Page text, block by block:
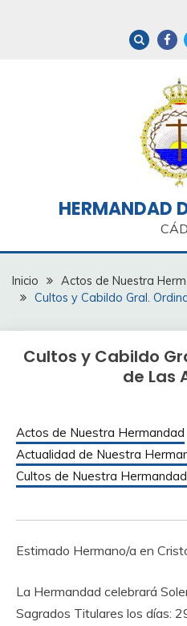
HERMANDAD
Inicio
Actos de Nuestra
Cultos y Cabildo Gral.
Cultos y Cabildo
de Las
Actos de Nuestra Hermandad
Actualidad de Nuestra
Cultos de Nuestra Hermandad
Estimado Hermano/a en
La Hermandad celebrará
Sagrados Titulares los días: